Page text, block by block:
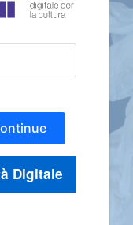
Digitale